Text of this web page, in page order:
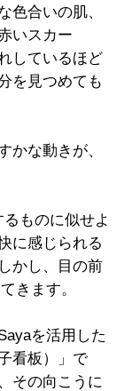
色合いの肌、
いスカー
しているほど
を見つめても
な動きが、
ものに似せよ
に感じられる
かし、目の前
きます。
を活用した
看板）」で
その向こうに